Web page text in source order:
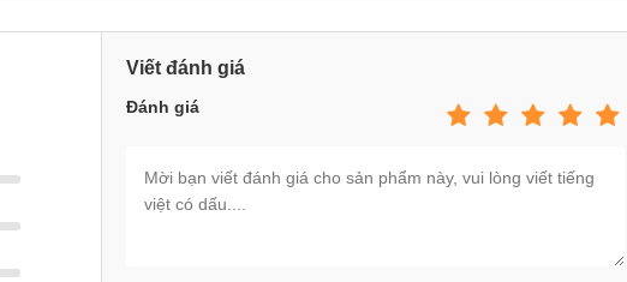
Viết đánh giá
Đánh giá